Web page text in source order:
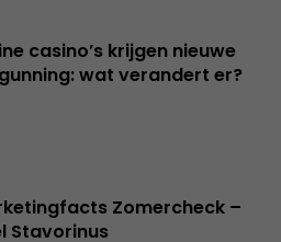
casino’s krijgen nieuwe
wat verandert er?
Zomercheck –
Stavorinus